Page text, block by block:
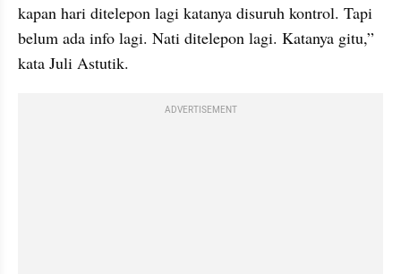
kapan hari ditelepon lagi katanya disuruh kontrol. Tapi
belum ada info lagi. Nati ditelepon lagi. Katanya gitu,”
kata Juli Astutik.
ADVERTISEMENT